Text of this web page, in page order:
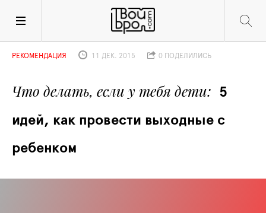
Что делать, если у тебя дети
5
идей, как провести выходные с
ребенком
РЕКОМЕНДАЦИЯ 11 ДЕК. 2015 0 ПОДЕЛИЛИСЬ